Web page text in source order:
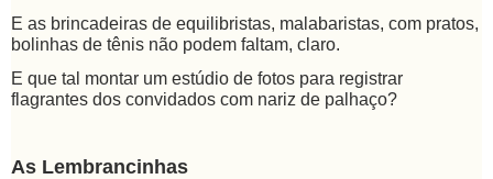
E as brincadeiras de equilibristas, malabaristas, com pratos,
bolinhas de tênis não podem faltam, claro.
E que tal montar um estúdio de fotos para registrar
flagrantes dos convidados com nariz de palhaço?
As Lembrancinhas